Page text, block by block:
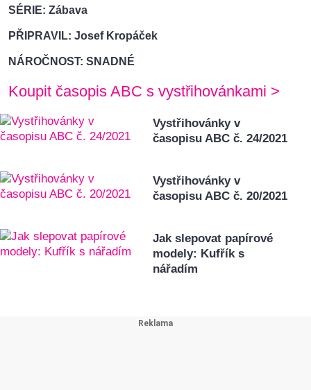
SÉRIE: Zábava
PŘIPRAVIL: Josef Kropáček
NÁROČNOST: SNADNÉ
Koupit časopis ABC s vystřihovánkami >
Vystřihovánky v
časopisu ABC č. 24/2021
Vystřihovánky v
časopisu ABC č. 20/2021
Jak slepovat papírové
modely: Kufřík s
nářadím